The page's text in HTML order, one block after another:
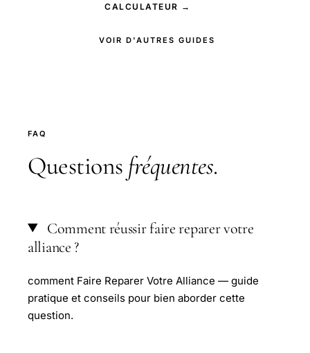
CALCULATEUR →
VOIR D'AUTRES GUIDES
FAQ
Questions fréquentes.
Comment réussir faire reparer votre
alliance ?
comment Faire Reparer Votre Alliance — guide
pratique et conseils pour bien aborder cette
question.